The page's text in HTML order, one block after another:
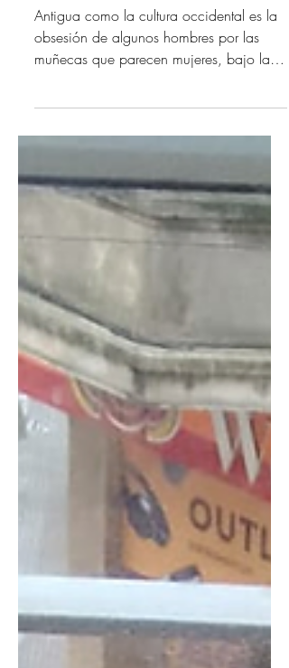
Grynbaum
Antigua como la cultura occidental es la
autómatas que imitan a los seres de
cultura occidental, especialmente a través
de la literatura, las artes visuales y el cine.
La fascinación por la cosa artificial con
atributos femeninos se vincula a una serie
de ideas respecto de la naturaleza
femenina, que en el objeto material se
procu